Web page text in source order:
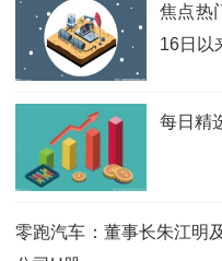
焦点热
16日以
每日精
零跑汽车：董事长朱江明